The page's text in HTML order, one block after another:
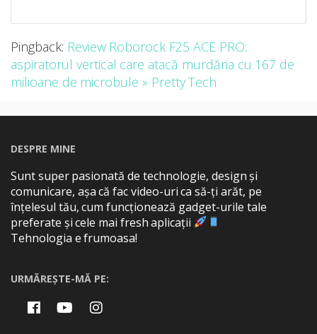
Pingback: Review Roborock F25 ACE PRO:
aspiratorul vertical care atacă murdăria cu 167 de
milioane de microbule » Pretty Tech
DESPRE MINE
Sunt super pasionată de technologie, design și
comunicare, așa că fac video-uri ca să-ți arăt, pe
înțelesul tău, cum funcționează gadget-urile tale
preferate și cele mai fresh aplicații
Tehnologia e frumoasa!
URMĂREȘTE-MĂ PE: